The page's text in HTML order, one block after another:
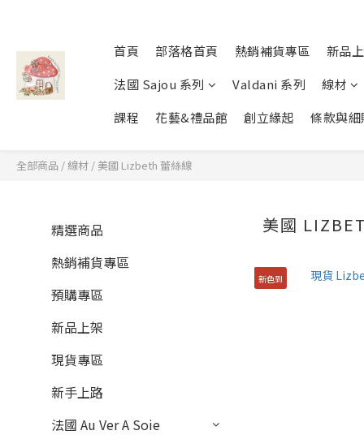
首頁 部落格首頁 熱銷補貨專區 新品
法國 Sajou 系列
Valdani 系列 線材
課程
花藝&禮品館 創立緣起 條款與細
全部商品 / 線材 / 美國 Lizbeth 蕾絲線
精選商品
熱銷補貨專區
預購專區
新品上架
現貨專區
新手上路
法國 Au Ver A Soie
美國
新色到